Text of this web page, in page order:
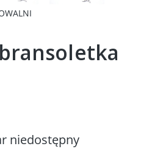
niedostępny